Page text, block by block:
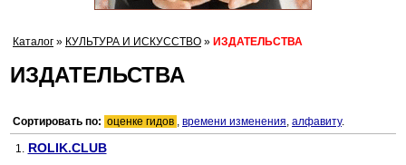
Каталог » КУЛЬТУРА И ИСКУССТВО » ИЗДАТЕЛЬСТВА
ИЗДАТЕЛЬСТВА
Сортировать по: оценке гидов , времени изменения, алфавиту.
1. ROLIK.CLUB